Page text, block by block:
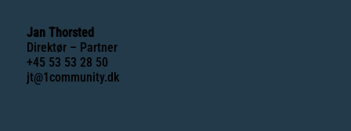
Jan Thorsted
Direktør – Partner
+45 53 53 28 50
jt@1community.dk